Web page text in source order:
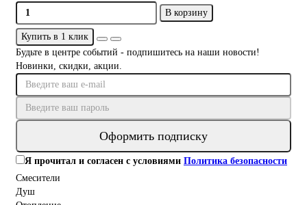
В корзину
Купить в 1 клик
Будьте в центре событий - подпишитесь на наши новости!
Новинки, скидки, акции.
Оформить подписку
Я прочитал и согласен с условиями Политика безопасности
Смесители
Душ